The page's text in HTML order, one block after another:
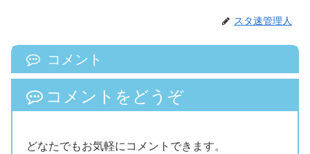
スタ速管理人
コメント
コメントをどうぞ
どなたでもお気軽にコメントできます。